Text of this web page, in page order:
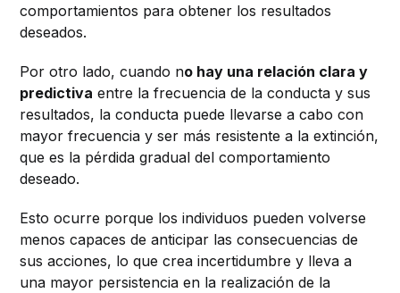
comportamientos para obtener los resultados
deseados.
Por otro lado, cuando no hay una relación clara y
predictiva entre la frecuencia de la conducta y sus
resultados, la conducta puede llevarse a cabo con
mayor frecuencia y ser más resistente a la extinción,
que es la pérdida gradual del comportamiento
deseado.
Esto ocurre porque los individuos pueden volverse
menos capaces de anticipar las consecuencias de
sus acciones, lo que crea incertidumbre y lleva a
una mayor persistencia en la realización de la